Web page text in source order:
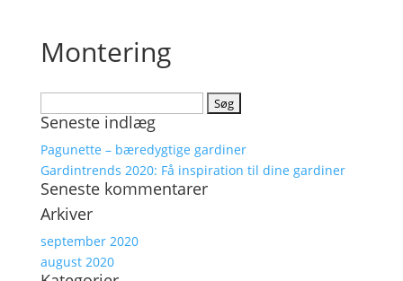
Montering
efter:
Seneste indlæg
Pagunette – bæredygtige gardiner
Gardintrends 2020: Få inspiration til dine gardiner
Seneste kommentarer
Arkiver
september 2020
august 2020